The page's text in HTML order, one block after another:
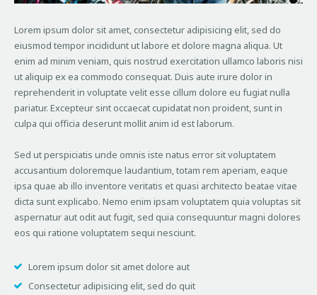
Lorem ipsum dolor sit amet, consectetur adipisicing elit, sed do
eiusmod tempor incididunt ut labore et dolore magna aliqua. Ut
enim ad minim veniam, quis nostrud exercitation ullamco laboris nisi
ut aliquip ex ea commodo consequat. Duis aute irure dolor in
reprehenderit in voluptate velit esse cillum dolore eu fugiat nulla
pariatur. Excepteur sint occaecat cupidatat non proident, sunt in
culpa qui officia deserunt mollit anim id est laborum.
Sed ut perspiciatis unde omnis iste natus error sit voluptatem
accusantium doloremque laudantium, totam rem aperiam, eaque
ipsa quae ab illo inventore veritatis et quasi architecto beatae vitae
dicta sunt explicabo. Nemo enim ipsam voluptatem quia voluptas sit
aspernatur aut odit aut fugit, sed quia consequuntur magni dolores
eos qui ratione voluptatem sequi nesciunt.
Lorem ipsum dolor sit amet dolore aut
Consectetur adipisicing elit, sed do quit